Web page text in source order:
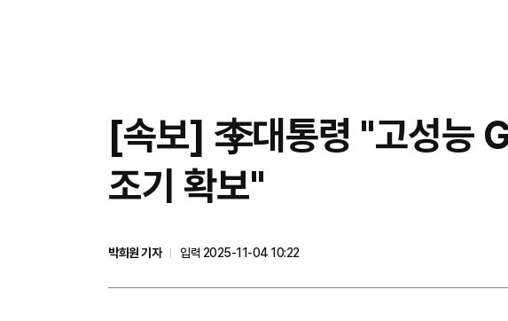
[속보] 李대통령 "고성능
조기 확보"
박희원 기자
입력 2025-11-04 10:22